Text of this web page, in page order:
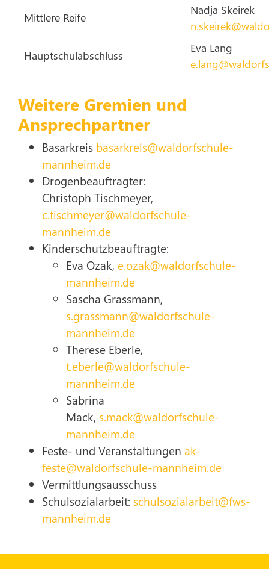
Mittlere Reife
Nadja Skeirek
Hauptschulabschluss
Eva Lang
Weitere Gremien und
Ansprechpartner
Basarkreis basarkreis@waldorfschule-
mannheim.de
Drogenbeauftragter:
Christoph Tischmeyer,
c.tischmeyer@waldorfschule-
mannheim.de
Kinderschutzbeauftragte:
Eva Ozak, e.ozak@waldorfschule-
mannheim.de
Sascha Grassmann,
s.grassmann@waldorfschule-
mannheim.de
Therese Eberle,
t.eberle@waldorfschule-
mannheim.de
Sabrina
Mack, s.mack@waldorfschule-
mannheim.de
Feste- und Veranstaltungen ak-
feste@waldorfschule-mannheim.de
Vermittlungsausschuss
Schulsozialarbeit: schulsozialarbeit@fws-
mannheim.de